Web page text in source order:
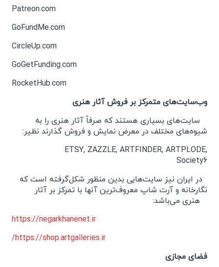
Patreon.com
GoFundMe.com
CircleUp.com
GoGetFunding.com
RocketHub.com
وب‌سایت‌های متمرکز بر فروش آثار هنری
سایت‌های بسیاری هستند که صرفاً آثار هنری را به
شیوه‌های مختلف در معرض نمایش و فروش گذارند نظیر:
ETSY, ZAZZLE, ARTFINDER, ARTPLODE,
Society6
در ایران نیز سایت‌هایی بدین منظور شکل‌گرفته است که
نگارخانه و آرت شاپ معروف‌ترین آنها با تمرکز بر آثار
هنری می‌باشد:
https://negarkhanenet.ir
https://shop.artgalleries.ir/
فضای مجازی